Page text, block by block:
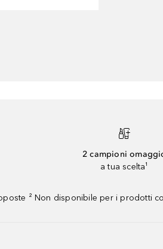
2 campioni
a tua scelta¹
² Non disponibile per i prodotti